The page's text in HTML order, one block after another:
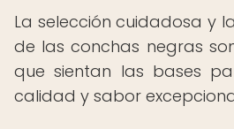
La selección cuidadosa y
de las conchas negras
que sientan las bases
calidad y sabor